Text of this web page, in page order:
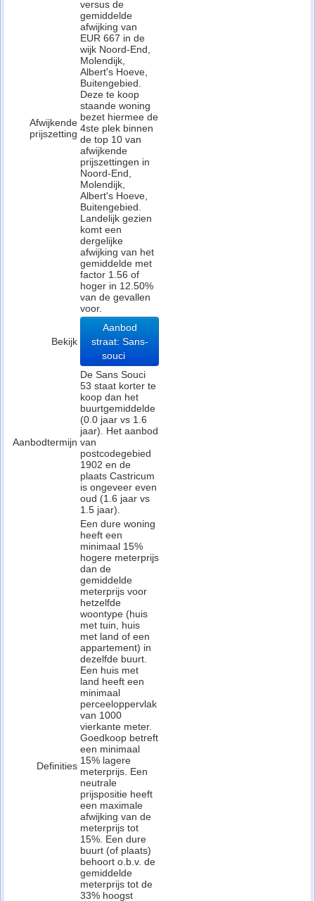
Afwijkende
prijszetting
versus de
gemiddelde
afwijking van
EUR 667 in de
wijk Noord-End,
Molendijk,
Albert's Hoeve,
Buitengebied.
Deze te koop
staande woning
bezet hiermee de
4ste plek binnen
de top 10 van
afwijkende
prijszettingen in
Noord-End,
Molendijk,
Albert's Hoeve,
Buitengebied.
Landelijk gezien
komt een
dergelijke
afwijking van het
gemiddelde met
factor 1.56 of
hoger in 12.50%
van de gevallen
voor.
Bekijk
Aanbod
straat: Sans-
souci
Aanbodtermijn
De Sans Souci
53 staat korter te
koop dan het
buurtgemiddelde
(0.0 jaar vs 1.6
jaar). Het aanbod
van
postcodegebied
1902 en de
plaats Castricum
is ongeveer even
oud (1.6 jaar vs
1.5 jaar).
Definities
Een dure woning
heeft een
minimaal 15%
hogere meterprijs
dan de
gemiddelde
meterprijs voor
hetzelfde
woontype (huis
met tuin, huis
met land of een
appartement) in
dezelfde buurt.
Een huis met
land heeft een
minimaal
perceeloppervlak
van 1000
vierkante meter.
Goedkoop betreft
een minimaal
15% lagere
meterprijs. Een
neutrale
prijspositie heeft
een maximale
afwijking van de
meterprijs tot
15%. Een dure
buurt (of plaats)
behoort o.b.v. de
gemiddelde
meterprijs tot de
33% hoogst